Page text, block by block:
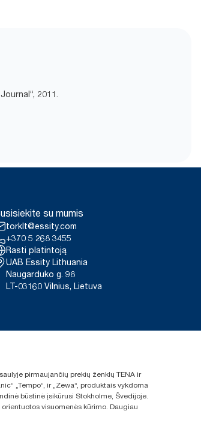
2011.
su mumis
torklt@essity.com
+370 5 268 3455
Rasti platintoją
UAB Essity Lithuania
Naugarduko g. 98
LT-03160 Vilnius, Lietuva
pirmaujančių prekių ženklų TENA ir
„Tempo“, ir „Zewa“, produktais vykdoma
būstinė įsikūrusi Stokholme, Švedijoje.
visuomenės kūrimo. Daugiau